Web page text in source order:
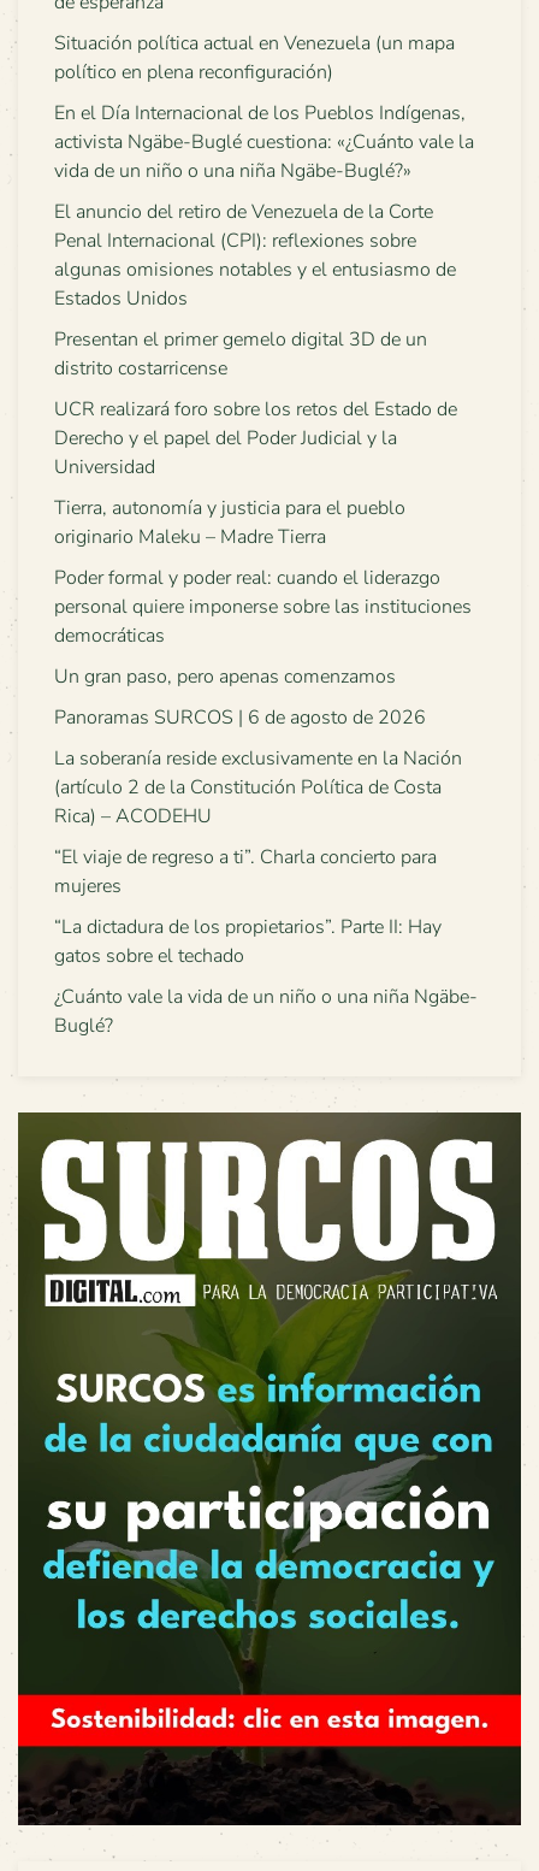
Situación política actual en Venezuela (un mapa
político en plena reconfiguración)
En el Día Internacional de los Pueblos Indígenas,
activista Ngäbe-Buglé cuestiona: «¿Cuánto vale la
vida de un niño o una niña Ngäbe-Buglé?»
El anuncio del retiro de Venezuela de la Corte
Penal Internacional (CPI): reflexiones sobre
algunas omisiones notables y el entusiasmo de
Estados Unidos
Presentan el primer gemelo digital 3D de un
distrito costarricense
UCR realizará foro sobre los retos del Estado de
Derecho y el papel del Poder Judicial y la
Universidad
Tierra, autonomía y justicia para el pueblo
originario Maleku – Madre Tierra
Poder formal y poder real: cuando el liderazgo
personal quiere imponerse sobre las instituciones
democráticas
Un gran paso, pero apenas comenzamos
Panoramas SURCOS | 6 de agosto de 2026
La soberanía reside exclusivamente en la Nación
(artículo 2 de la Constitución Política de Costa
Rica) – ACODEHU
“El viaje de regreso a ti”. Charla concierto para
mujeres
“La dictadura de los propietarios”. Parte II: Hay
gatos sobre el techado
¿Cuánto vale la vida de un niño o una niña Ngäbe-
Buglé?